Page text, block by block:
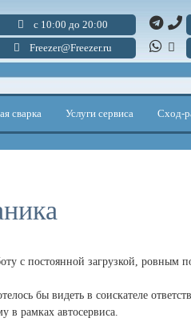
с 10:00 до 20:00
Freezer@Freezer.ru
сварка Услуги сервиса Сход-
с постоянной загрузкой, ровным
бы видеть в соискателе
в рамках автосервиса.